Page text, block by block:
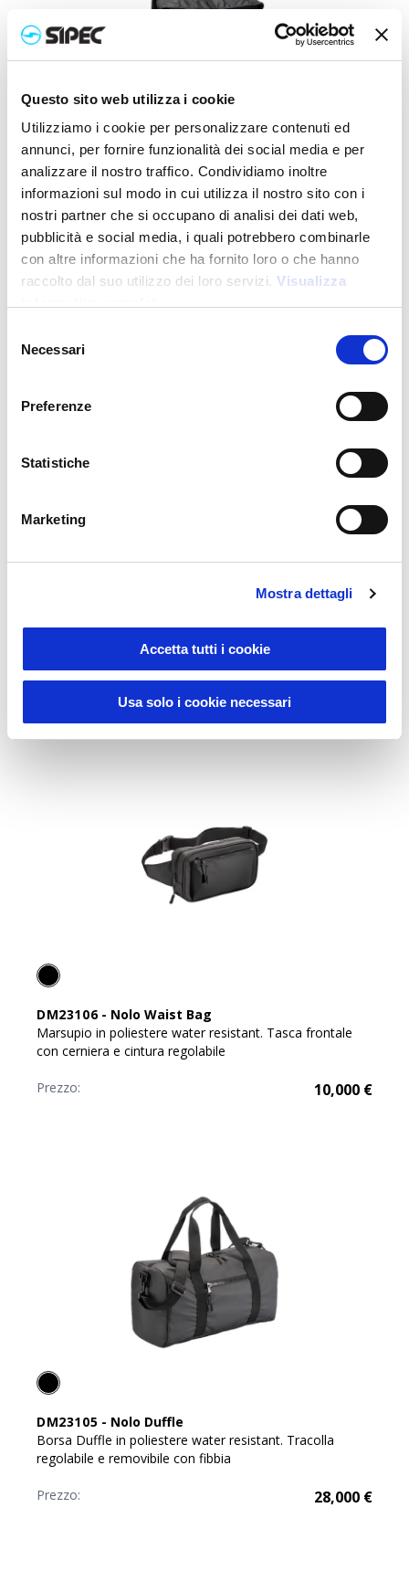
Questo sito web utilizza i cookie
Utilizziamo i cookie per personalizzare contenuti ed
annunci, per fornire funzionalità dei social media e per
analizzare il nostro traffico. Condividiamo inoltre
informazioni sul modo in cui utilizza il nostro sito con i
nostri partner che si occupano di analisi dei dati web,
pubblicità e social media, i quali potrebbero combinarle
con altre informazioni che ha fornito loro o che hanno
raccolto dal suo utilizzo dei loro servizi. Visualizza
delNecessari
Preferenze
Statistiche
Marketing
Mostra dettagli
Accetta tutti i cookie
Usa solo i cookie necessari
DM25103-Tolstoj
Zaino porta pc (15) pieghevole in nylon 310T
Prezzo: 36,000
Zaino porta pc in soft pu water resistant,
compartimento notebook
Prezzo: 46,000€
DM23106- Nolo Waist Bag
Marsupio in poliestere water resistant. Tasca frontale
con cerniera e cintura regolabile
Prezzo: 10,000 €
DM23105 - Nolo Duffle
Borsa Duffle in poliestere water resistant. Tracolla
regolabile e removibile con fibbia
Prezzo: 28,000 €